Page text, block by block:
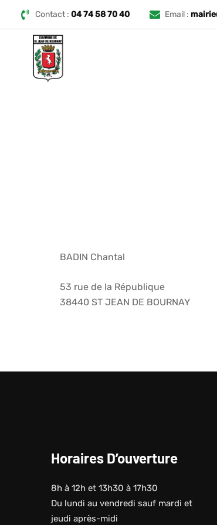
content
Contact :04 74 58 70 40 Email :
BADIN Chantal
53 rue de la République
38440 ST JEAN DE BOURNAY
Horaires D’ouverture
8h à 12h et 13h30 à 17h30
Du lundi au vendredi sauf mardi et
jeudi après-midi